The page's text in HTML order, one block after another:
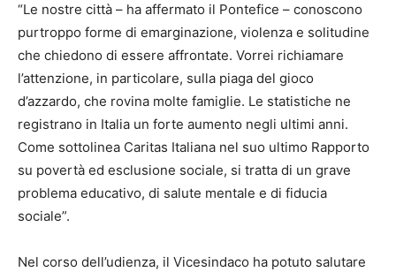
“Le nostre città – ha affermato il Pontefice – conoscono
purtroppo forme di emarginazione, violenza e solitudine
che chiedono di essere affrontate. Vorrei richiamare
l’attenzione, in particolare, sulla piaga del gioco
d’azzardo, che rovina molte famiglie. Le statistiche ne
registrano in Italia un forte aumento negli ultimi anni.
Come sottolinea Caritas Italiana nel suo ultimo Rapporto
su povertà ed esclusione sociale, si tratta di un grave
problema educativo, di salute mentale e di fiducia
sociale”.
Nel corso dell’udienza, il Vicesindaco ha potuto salutare